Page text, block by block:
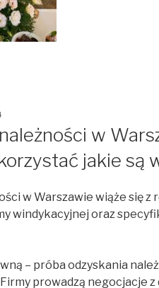
w
jakie są
w Warszawie wiąże się z
windykacyjnej oraz
– próba odzyskania
prowadzą negocjacje z